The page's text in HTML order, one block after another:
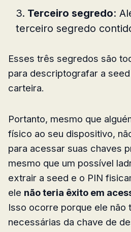
Terceiro segredo:
terceiro segredo
Esses três segredos são
para descriptografar a
carteira.
Portanto, mesmo que
físico ao seu dispositivo,
para acessar suas chaves
mesmo que um possível
extrair a seed e o PIN
ele não teria êxito em
Isso ocorre porque ele não
necessárias da chave de